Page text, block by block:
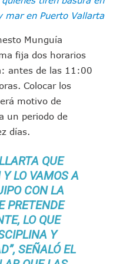
Alcalde De Jalisco, Según
Camiones Al Corredor Bahía
Vallarta Registra 80% De
Percepción De Inseguridad
Reúne A Emprendedores Locales
En Puerto Vallarta
A Derechos De Víctima De
De La Principal Avenida
Detienen El Transporte Público
A Don Juan Ramírez En Puerto
Asamblea Informativa En La
Generar Oleaje Elevado En
Verano Puede Costar Hasta
Por Cocodrilos En Playas De
Al Diputado Federal Bruno
A Juan Carlos Castro
Periodista Francisco Alejandro
mar en Puerto Vallarta
Munguía
fija dos horarios
antes de las 11:00
Colocar los
motivo de
un periodo de
días.
QUE
LO VAMOS A
CON LA
PRETENDE
LO QUE
Y
SEÑALÓ EL